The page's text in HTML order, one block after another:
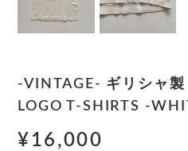
-VINTAGE- ギリシャ
LOGO T-SHIRTS -
¥16,000